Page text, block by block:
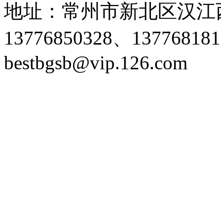
地址：常州市新北区汉
13776850328、
bestbgsb@vip.126.com